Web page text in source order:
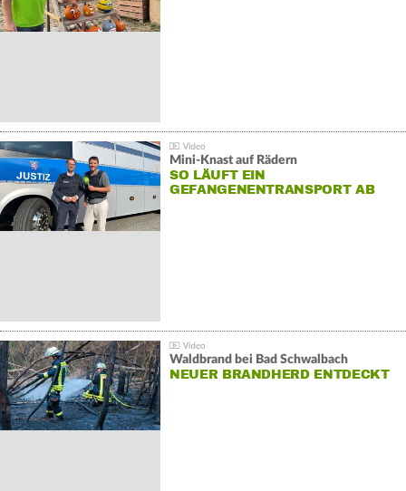
Mini-Knast auf Rädern
SO LÄUFT EIN
GEFANGENENTRANSPORT AB
Waldbrand bei Bad Schwalbach
NEUER BRANDHERD ENTDECKT